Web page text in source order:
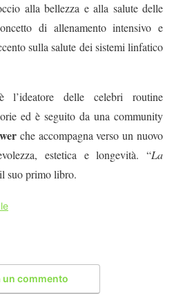
alla bellezza e alla salute delle
di allenamento intensivo e
sulla salute dei sistemi linfatico
l’ideatore delle celebri routine
ed è seguito da una community
che accompagna verso un nuovo
estetica e longevità. “La
suo primo libro.
un commento